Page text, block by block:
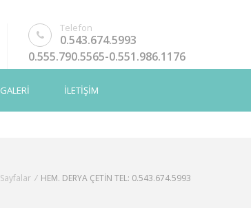
Telefon
0.543.674.5993
0.555.790.5565-0.551.986.1176
GALERİ İLETİŞİM
Sayfalar / HEM. DERYA ÇETİN TEL: 0.543.674.5993